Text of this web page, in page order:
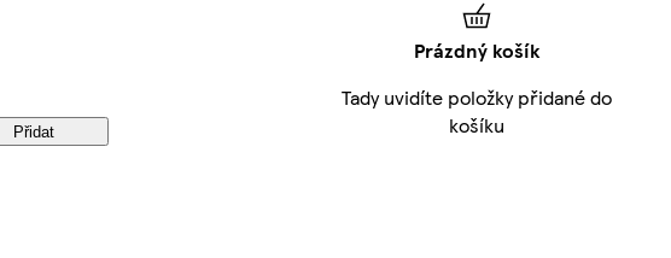
Přidat
Prázdný košík
Tady uvidíte položky přidané do
košíku